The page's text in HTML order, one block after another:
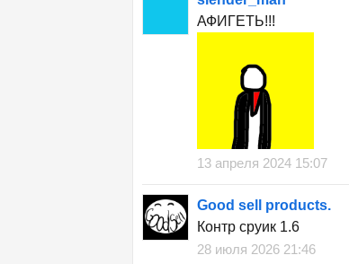
АФИГЕТЬ!!!
13 апреля 2024 15:07
Good sell products.
Контр сруик 1.6
28 июля 2026 21:46